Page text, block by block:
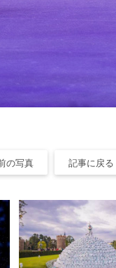
の写真 記事に戻る